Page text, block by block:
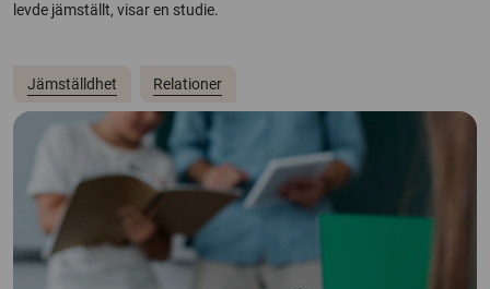
levde jämställt, visar en studie.
Jämställdhet Relationer